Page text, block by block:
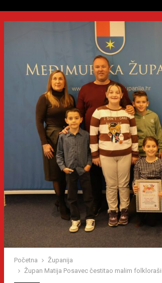
Početna
Županija
Župan Matija Posavec čestitao malim